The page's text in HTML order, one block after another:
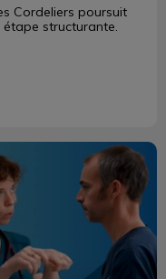
Cordeliers poursuit
structurante.